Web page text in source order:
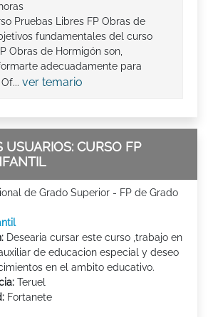
Pruebas Libres FP Obras de
fundamentales del curso
Obras de Hormigón son,
adecuadamente para
ver temario
USUARIOS: CURSO FP
de Grado Superior - FP de Grado
Desearia cursar este curso ,trabajo en
de educacion especial y deseo
en el ambito educativo.
Teruel
Fortanete